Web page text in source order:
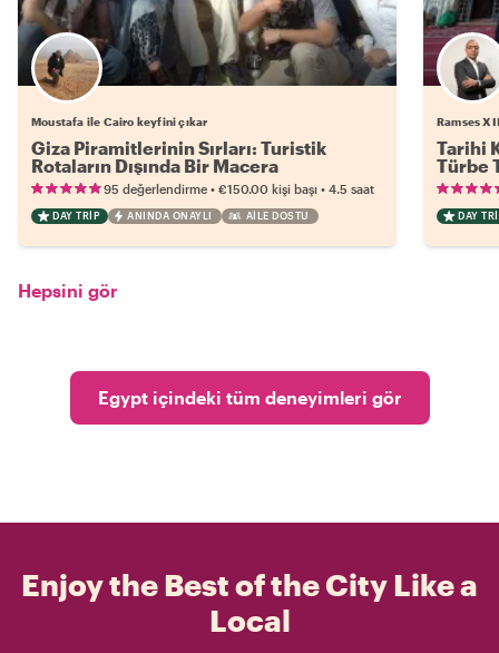
Moustafa ile Cairo keyfini çıkar
Giza Piramitlerinin Sırları: Turistik
Rotaların Dışında Bir Macera
95 değerlendirme • €150.00 kişi başı • 4.5 saat
DAY TRIP ANINDA ONAYLI AILE DOSTU
Ramses
Tarihi
Türbe
DAY
Hepsini gör
Egypt içindeki tüm deneyimleri gör
Enjoy the Best of the City Like a
Local